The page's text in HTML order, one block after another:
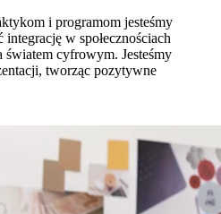
i programom jesteśmy
w społecznościach
cyfrowym. Jesteśmy
tworząc pozytywne